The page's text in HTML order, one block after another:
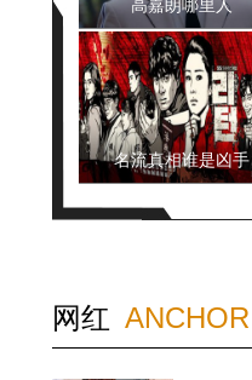
高嘉朗哪里人
名流真相谁是凶手
网红 ANCHOR